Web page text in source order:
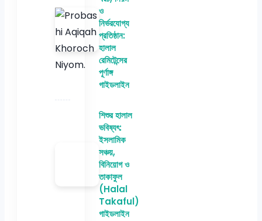
ও
নির্ভরযোগ্য
প্রতিষ্ঠান:
হালাল
রেমিটেন্সের
পূর্ণাঙ্গ
গাইডলাইন
শিশুর হালাল
ভবিষ্যৎ:
ইসলামিক
সঞ্চয়,
বিনিয়োগ ও
তাকাফুল
(Halal
Takaful)
গাইডলাইন